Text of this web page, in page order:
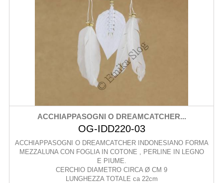
ACCHIAPPASOGNI O DREAMCATCHER...
OG-IDD220-03
ACCHIAPPASOGNI O DREAMCATCHER INDONESIANO FORMA
MEZZALUNA CON FOGLIA IN COTONE , PERLINE IN LEGNO
E PIUME.
CERCHIO DIAMETRO CIRCA Ø CM 9
LUNGHEZZA TOTALE ca 22cm